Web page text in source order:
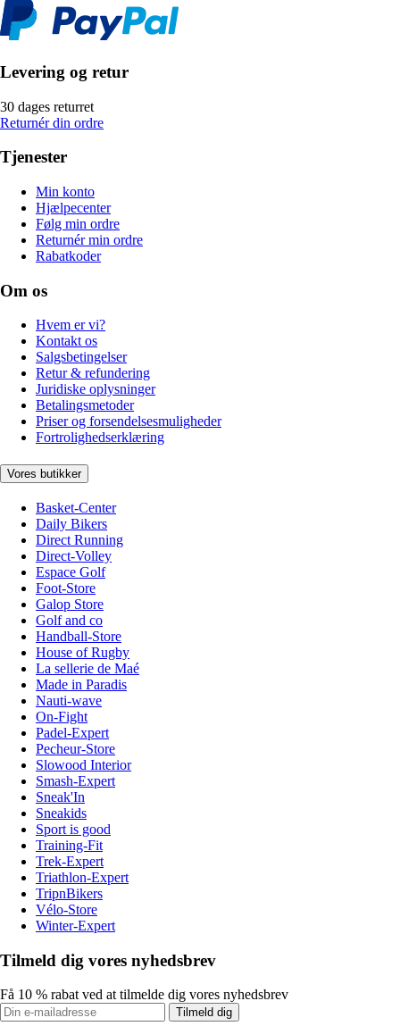
Levering og retur
30 dages returret
Returnér din ordre
Tjenester
Min konto
Hjælpecenter
Følg min ordre
Returnér min ordre
Rabatkoder
Om os
Hvem er vi?
Kontakt os
Salgsbetingelser
Retur & refundering
Juridiske oplysninger
Betalingsmetoder
Priser og forsendelsesmuligheder
Fortrolighedserklæring
Vores butikker
Basket-Center
Daily Bikers
Direct Running
Direct-Volley
Espace Golf
Foot-Store
Galop Store
Golf and co
Handball-Store
House of Rugby
La sellerie de Maé
Made in Paradis
Nauti-wave
On-Fight
Padel-Expert
Pecheur-Store
Slowood Interior
Smash-Expert
Sneak'In
Sneakids
Sport is good
Training-Fit
Trek-Expert
Triathlon-Expert
TripnBikers
Vélo-Store
Winter-Expert
Tilmeld dig vores nyhedsbrev
Få 10 % rabat ved at tilmelde dig vores nyhedsbrev
Tilmeld dig